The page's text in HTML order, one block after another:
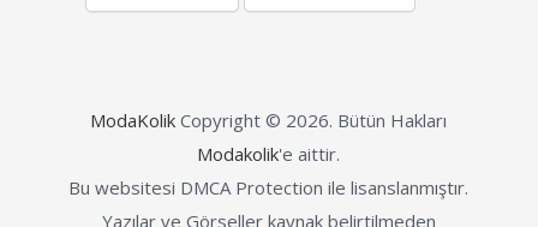
ModaKolik Copyright © 2026. Bütün Hakları
Modakolik'e aittir.
Bu websitesi DMCA Protection ile lisanslanmıştır.
Yazılar ve Görseller kaynak belirtilmeden